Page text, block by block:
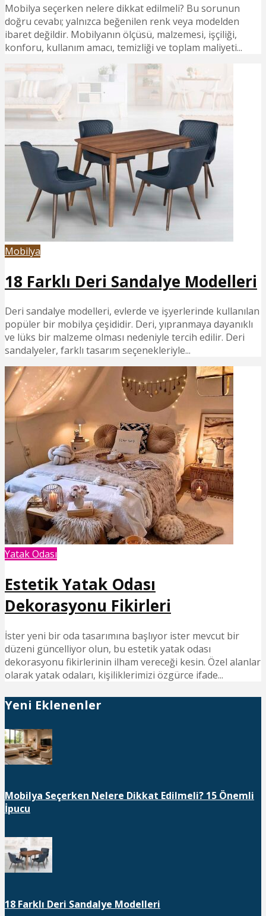
Mobilya seçerken nelere dikkat edilmeli? Bu sorunun
doğru cevabı; yalnızca beğenilen renk veya modelden
ibaret değildir. Mobilyanın ölçüsü, malzemesi, işçiliği,
konforu, kullanım amacı, temizliği ve toplam maliyeti...
Mobilya
18 Farklı Deri Sandalye Modelleri
Deri sandalye modelleri, evlerde ve işyerlerinde kullanılan
popüler bir mobilya çeşididir. Deri, yıpranmaya dayanıklı
ve lüks bir malzeme olması nedeniyle tercih edilir. Deri
sandalyeler, farklı tasarım seçenekleriyle...
Yatak Odası
Estetik Yatak Odası
Dekorasyonu Fikirleri
İster yeni bir oda tasarımına başlıyor ister mevcut bir
düzeni güncelliyor olun, bu estetik yatak odası
dekorasyonu fikirlerinin ilham vereceği kesin. Özel alanlar
olarak yatak odaları, kişiliklerimizi özgürce ifade...
Yeni Eklenenler
Mobilya Seçerken Nelere Dikkat Edilmeli? 15 Önemli
İpucu
18 Farklı Deri Sandalye Modelleri